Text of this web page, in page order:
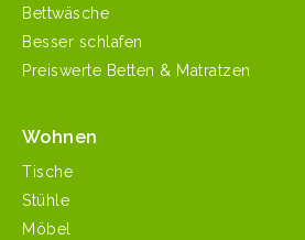
Bettwäsche
Besser schlafen
Preiswerte Betten & Matratzen
Wohnen
Tische
Stühle
Möbel